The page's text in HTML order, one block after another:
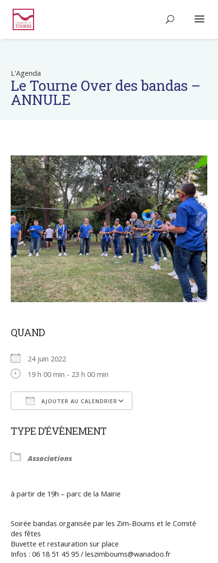
L'Agenda
Le Tourne Over des bandas –
ANNULE
QUAND
24 juin 2022
19 h 00 min - 23 h 00 min
AJOUTER AU CALENDRIER
TYPE D’ÉVÈNEMENT
Associations
à partir de 19h – parc de la Mairie
Soirée bandas organisée par les Zim-Boums et le Comité
des fêtes
Buvette et restauration sur place
Infos : 06 18 51 45 95 / leszimboums@wanadoo.fr